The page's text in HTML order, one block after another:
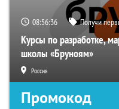
08:56:35 Получи
Курсы по разработке,
школы «Бруноям»
Россия
Промокод